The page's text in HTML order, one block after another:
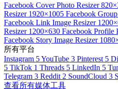
Facebook Cover Photo Resizer
Resizer 1920×1005 Facebook
Facebook Link Image Resizer
Resizer 1200×630 Facebook Profile
Facebook Story Image Resizer
所有平台
Instagram 5YouTube 3 Pinterest 5
5 TikTok 1 Threads 5 LinkedIn 5
Telegram 3 Reddit 2 SoundCloud 3
查看所有媒体工具